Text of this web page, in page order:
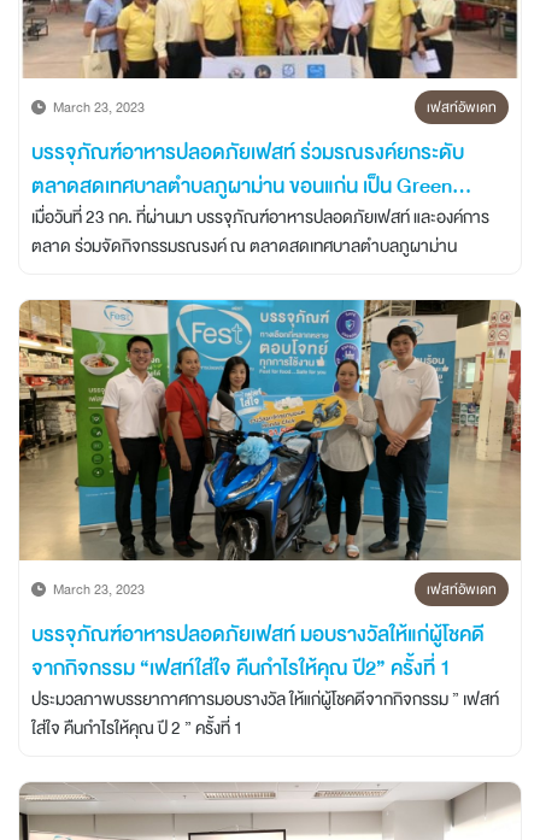
March 23, 2023 เฟสท์อัพเดท
บรรจุภัณฑ์อาหารปลอดภัยเฟสท์ ร่วมรณรงค์ยกระดับ
ตลาดสดเทศบาลตำบลภูผาม่าน ขอนแก่น เป็น Green
Market
เมื่อวันที่ 23 กค. ที่ผ่านมา บรรจุภัณฑ์อาหารปลอดภัยเฟสท์ และองค์การ
ตลาด ร่วมจัดกิจกรรมรณรงค์ ณ ตลาดสดเทศบาลตำบลภูผาม่าน
March 23, 2023 เฟสท์อัพเดท
บรรจุภัณฑ์อาหารปลอดภัยเฟสท์ มอบรางวัลให้แก่ผู้โชคดี
จากกิจกรรม “เฟสท์ใส่ใจ คืนกำไรให้คุณ ปี2” ครั้งที่ 1
ประมวลภาพบรรยากาศการมอบรางวัล ให้แก่ผู้โชคดีจากกิจกรรม ” เฟสท์
ใส่ใจ คืนกำไรให้คุณ ปี 2 ” ครั้งที่ 1